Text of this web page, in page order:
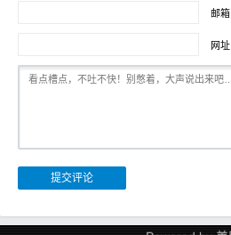
邮箱
网址